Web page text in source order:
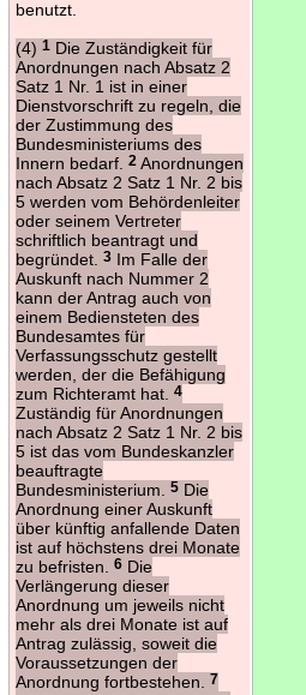
benutzt.
(4) 1Die Zuständigkeit für
Anordnungen nach Absatz 2
Satz 1 Nr. 1 ist in einer
Dienstvorschrift zu regeln, die
der Zustimmung des
Bundesministeriums des
Innern bedarf.
2Anordnungen
nach Absatz 2 Satz 1 Nr. 2 bis
5 werden vom Behördenleiter
oder seinem Vertreter
schriftlich beantragt und
begründet.
3Im Falle der
Auskunft nach Nummer 2
kann der Antrag auch von
einem Bediensteten des
Bundesamtes für
Verfassungsschutz gestellt
werden, der die Befähigung
zum Richteramt hat.
4
Zuständig für Anordnungen
nach Absatz 2 Satz 1 Nr. 2 bis
5 ist das vom Bundeskanzler
beauftragte
Bundesministerium.
5Die
Anordnung einer Auskunft
über künftig anfallende Daten
ist auf höchstens drei Monate
zu befristen.
6Die
Verlängerung dieser
Anordnung um jeweils nicht
mehr als drei Monate ist auf
Antrag zulässig, soweit die
Voraussetzungen der
Anordnung fortbestehen.
7